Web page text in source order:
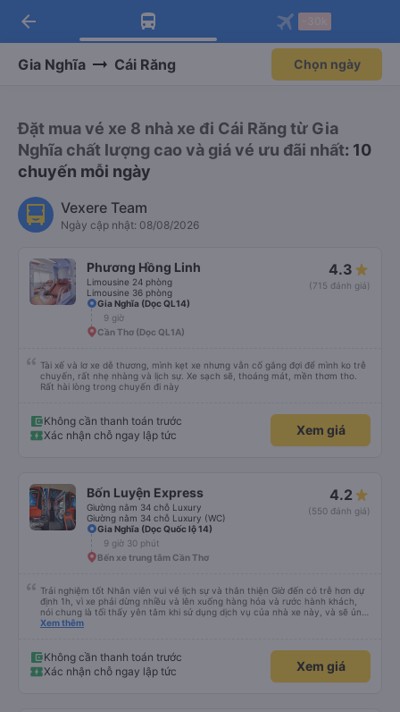
Tải app Vexere ngay!
Nhận ưu đãi thành viên độc
Mở app
Tải app Vexere
-30k/ghế khi đặt vé máy bay qua
Mở app
arrow_back
Gia Nghĩa Cái Răng Chọn ngày
Đặt mua vé xe 8 nhà xe đi Cái Răng từ Gia
Nghĩa chất lượng cao và giá vé ưu đãi nhất: 10
chuyến mỗi ngày
Vexere Team
Ngày cập nhật: 08/08/2026
Phương Hồng Linh
Limousine 24 phòng
Limousine 36 phòng
4.3
(715 đánh giá)
Gia Nghĩa (Dọc QL14)
9 giờ
Cần Thơ (Dọc QL1A)
Tài xế và lơ xe dễ thương, mình kẹt xe nhưng vẫn cố gắng đợi để mình ko trễ
chuyến, rất nhẹ nhàng và lịch sự. Xe sạch sẽ, thoáng mát, mền thơm tho.
Rất hài lòng trong chuyến đi này
Không cần thanh toán trước
Xác nhận chỗ ngay lập tức
Xem giá
Bốn Luyện Express
Giường nằm 34 chỗ Luxury
Giường nằm 34 chỗ Luxury (WC)
4.2
(550 đánh giá)
Gia Nghĩa (Dọc Quốc lộ 14)
9 giờ 30 phút
Bến xe trung tâm Cần Thơ
Trải nghiệm tốt Nhân viên vui vẻ lịch sự và thân thiện Giờ đến có trễ hơn dự
định 1h, vì xe phải dừng nhiều và lên xuống hàng hóa và rước hành khách,
nói chung là tối thấy yên tâm khi sử dụng dịch vụ của nhà xe này, và sẽ ủng
hộ và giới thiệu cho người thân sử dụng dịch vụ của nhà xe này
Xem thêm
Không cần thanh toán trước
Xác nhận chỗ ngay lập tức
Xem giá